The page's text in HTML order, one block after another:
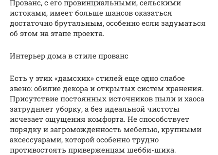
Прованс, с его провинциальными, сельскими
истоками, имеет больше шансов оказаться
достаточно брутальным, особенно если задуматься
об этом на этапе проекта.
Интерьер дома в стиле прованс
Есть у этих «дамских» стилей еще одно слабое
звено: обилие декора и открытых систем хранения.
Присутствие постоянных источников пыли и хаоса
затрудняет уборку, а без идеальной чистоты
исчезает ощущения комфорта. Не способствует
порядку и загроможденность мебелью, крупными
аксессуарами, которой особенно трудно
противостоять приверженцам шебби-шика.